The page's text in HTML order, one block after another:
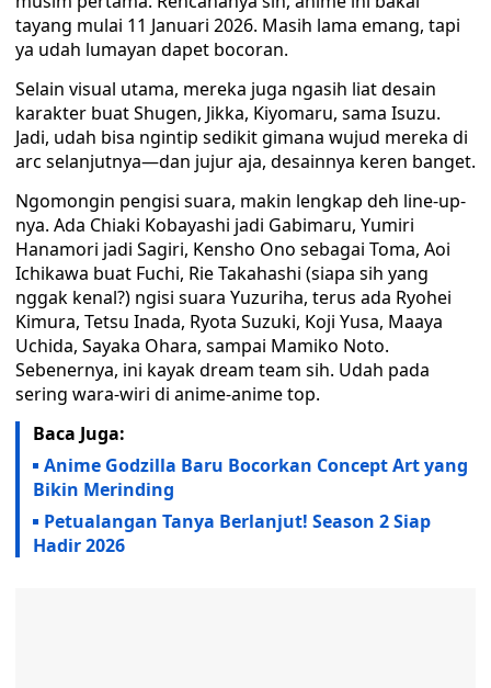
tayang mulai 11 Januari 2026. Masih lama emang, tapi
ya udah lumayan dapet bocoran.
Selain visual utama, mereka juga ngasih liat desain
karakter buat Shugen, Jikka, Kiyomaru, sama Isuzu.
Jadi, udah bisa ngintip sedikit gimana wujud mereka di
arc selanjutnya—dan jujur aja, desainnya keren banget.
Ngomongin pengisi suara, makin lengkap deh line-up-
nya. Ada Chiaki Kobayashi jadi Gabimaru, Yumiri
Hanamori jadi Sagiri, Kensho Ono sebagai Toma, Aoi
Ichikawa buat Fuchi, Rie Takahashi (siapa sih yang
nggak kenal?) ngisi suara Yuzuriha, terus ada Ryohei
Kimura, Tetsu Inada, Ryota Suzuki, Koji Yusa, Maaya
Uchida, Sayaka Ohara, sampai Mamiko Noto.
Sebenernya, ini kayak dream team sih. Udah pada
sering wara-wiri di anime-anime top.
Baca Juga:
Anime Godzilla Baru Bocorkan Concept Art yang
Bikin Merinding
Petualangan Tanya Berlanjut! Season 2 Siap
Hadir 2026